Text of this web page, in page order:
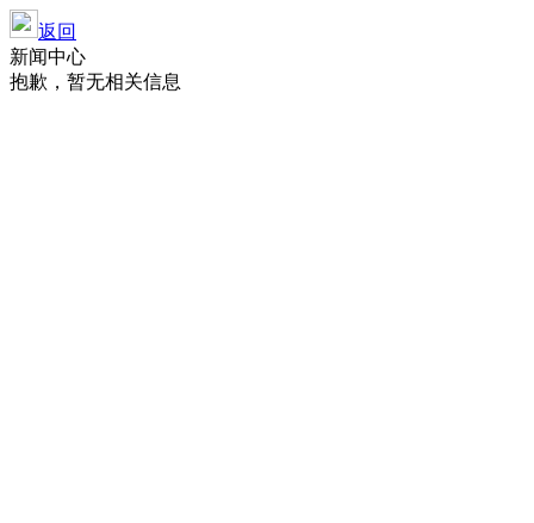
返回
新闻中心
抱歉，暂无相关信息